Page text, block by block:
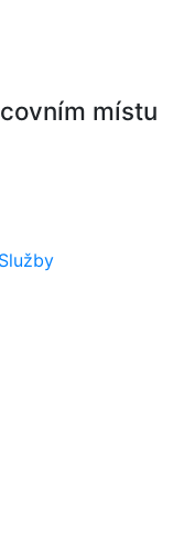
místu
Služby